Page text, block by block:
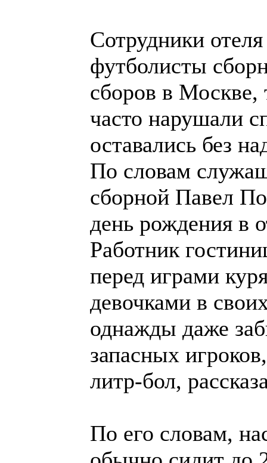
Сотрудники
футболисты
сборов в Москве,
часто нарушали
оставались без
По словам
сборной Павел
день рождения в
Работник
перед играми
девочками в
однажды даже
запасных
литр-бол,
По его словам,